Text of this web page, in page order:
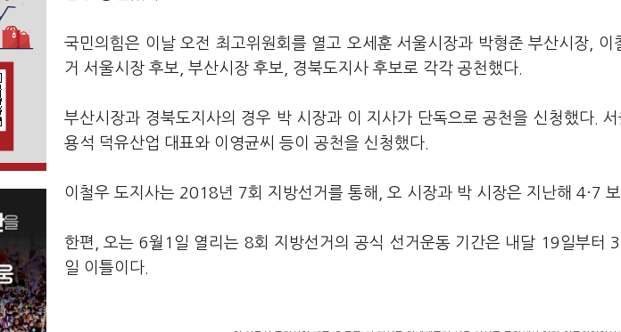
국민의힘은 이날 오전 최고위원회를 열고 오세훈 서울시장과 박형준 부산시장, 이
거 서울시장 후보, 부산시장 후보, 경북도지사 후보로 각각 공천했다.
부산시장과 경북도지사의 경우 박 시장과 이 지사가 단독으로 공천을 신청했다.
용석 덕유산업 대표와 이영균씨 등이 공천을 신청했다.
이철우 도지사는 2018년 7회 지방선거를 통해, 오 시장과 박 시장은 지난해 4·7
한편, 오는 6월1일 열리는 8회 지방선거의 공식 선거운동 기간은 내달 19일부터
일 이틀이다.